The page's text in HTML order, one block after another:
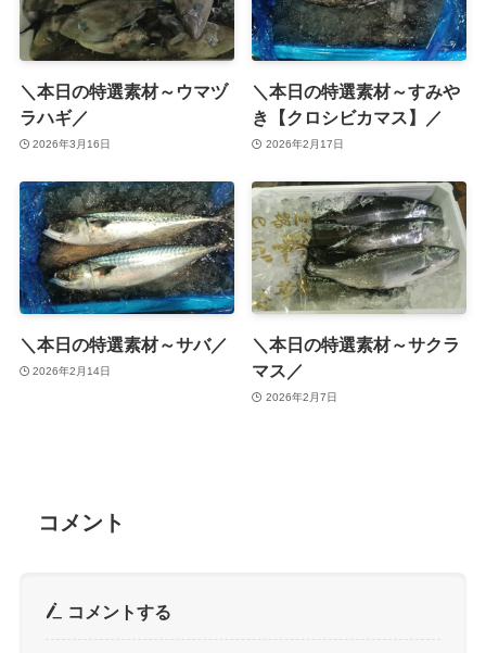
＼本日の特選素材～ウマヅ
ラハギ／
2026年3月16日
＼本日の特選素材～すみや
き【クロシビカマス】／
2026年2月17日
＼本日の特選素材～サバ／
2026年2月14日
＼本日の特選素材～サクラ
マス／
2026年2月7日
コメント
コメントする